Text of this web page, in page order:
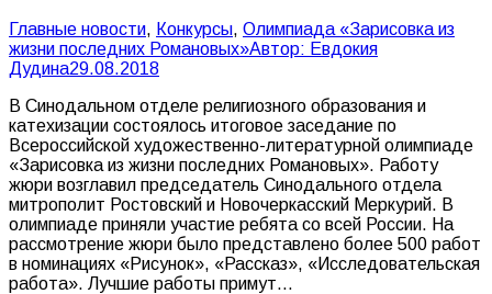
Главные новости, Конкурсы, Олимпиада «Зарисовка из
жизни последних Романовых»Автор: Евдокия
Дудина29.08.2018
В Синодальном отделе религиозного образования и
катехизации состоялось итоговое заседание по
Всероссийской художественно-литературной олимпиаде
«Зарисовка из жизни последних Романовых». Работу
жюри возглавил председатель Синодального отдела
митрополит Ростовский и Новочеркасский Меркурий. В
олимпиаде приняли участие ребята со всей России. На
рассмотрение жюри было представлено более 500 работ
в номинациях «Рисунок», «Рассказ», «Исследовательская
работа». Лучшие работы примут…